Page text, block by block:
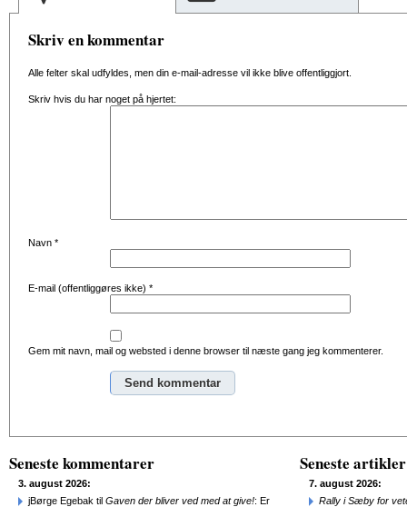
Skriv en kommentar
Alle felter skal udfyldes, men din e-mail-adresse vil ikke blive offentliggjort.
Skriv hvis du har noget på hjertet:
Navn *
E-mail (offentliggøres ikke) *
Gem mit navn, mail og websted i denne browser til næste gang jeg kommenterer.
Seneste kommentarer
3. august 2026:
jBørge Egebak til Gaven der bliver ved med at give!: Er
Seneste artikler
7. august 2026:
Rally i Sæby for